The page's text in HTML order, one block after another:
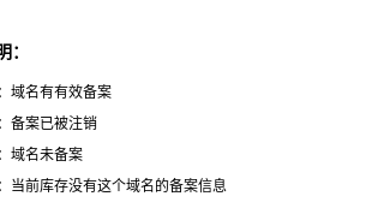
：
：域名有有效备案
：备案已被注销
域名未备案
：当前库存没有这个域名的备案信息